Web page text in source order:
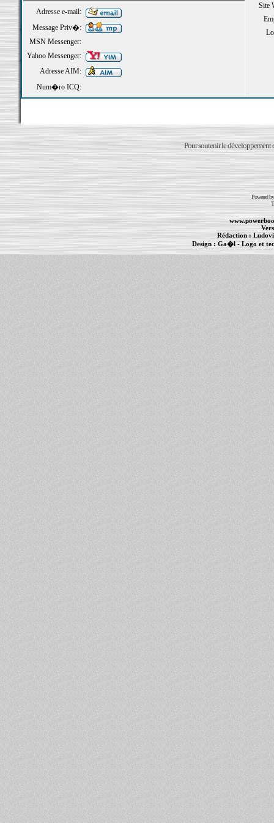
Site
Adresse e-mail:
Message Priv�:
MSN Messenger:
Yahoo Messenger:
Adresse AIM:
Num�ro ICQ:
Pour soutenir le développement
Powered
Rédaction :
Design : Ga�l- Logo et